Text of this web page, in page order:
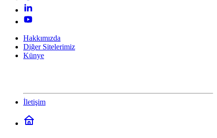
Hakkımızda
Diğer Sitelerimiz
Künye
İletişim